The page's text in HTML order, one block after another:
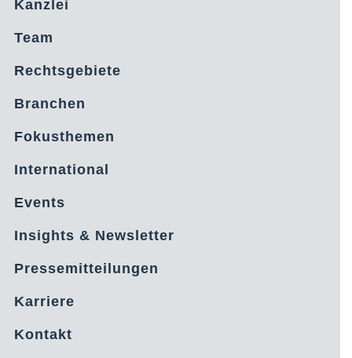
Kanzlei
Team
Rechtsgebiete
Branchen
Fokusthemen
International
Events
Insights & Newsletter
Pressemitteilungen
Karriere
Kontakt